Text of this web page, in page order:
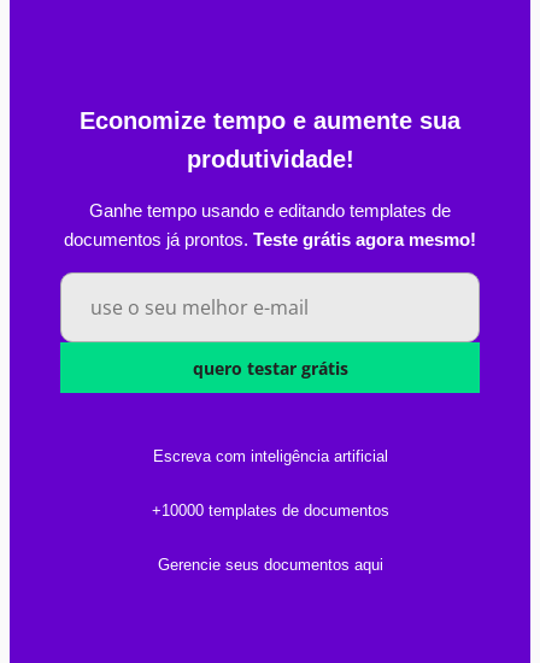
Economize tempo e aumente sua
produtividade!
Ganhe tempo usando e editando templates de
documentos já prontos. Teste grátis agora mesmo!
quero testar grátis
Escreva com inteligência artificial
+10000 templates de documentos
Gerencie seus documentos aqui